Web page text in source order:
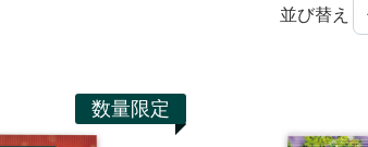
並び替え
数量限定